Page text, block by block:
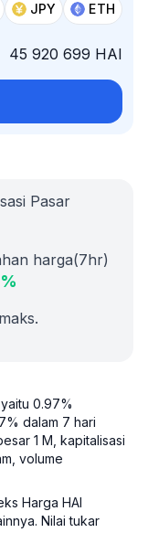
JPY ETH
45 920 699 HAI
Pasar
harga(7hr)
%
0.97%
dalam 7 hari
1 M, kapitalisasi
volume
Harga HAI
Nilai tukar